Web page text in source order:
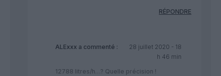
RÉPONDRE
ALExxx a commenté :
28 juillet 2020 - 18
h 46 min
12788 litres/h…? Quelle précision !